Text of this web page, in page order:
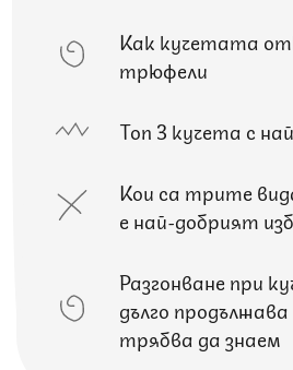
Как кучетата
трюфели
Топ 3 кучета с
Кои са трите
е най-добрият
Разгонване при
дълго
трябва да знаем